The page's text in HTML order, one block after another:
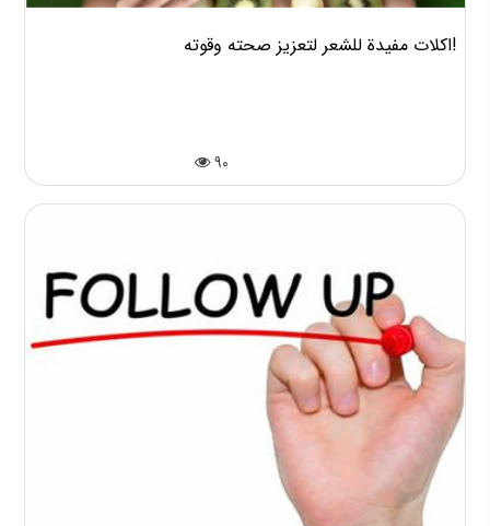
اكلات مفيدة للشعر لتعزيز صحته وقوته!
90